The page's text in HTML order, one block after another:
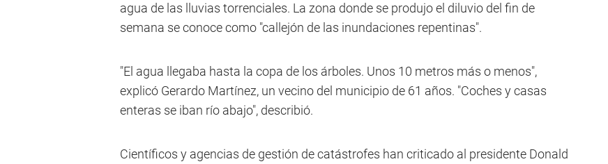
agua de las lluvias torrenciales. La zona donde se produjo el diluvio del fin de
semana se conoce como "callejón de las inundaciones repentinas".
"El agua llegaba hasta la copa de los árboles. Unos 10 metros más o menos",
explicó Gerardo Martínez, un vecino del municipio de 61 años. "Coches y casas
enteras se iban río abajo", describió.
Científicos y agencias de gestión de catástrofes han criticado al presidente Donald